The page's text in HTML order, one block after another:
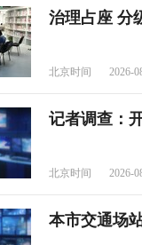
治理占座 分
北京时间 2026-
记者调查：
北京时间 2026-
本市交通场